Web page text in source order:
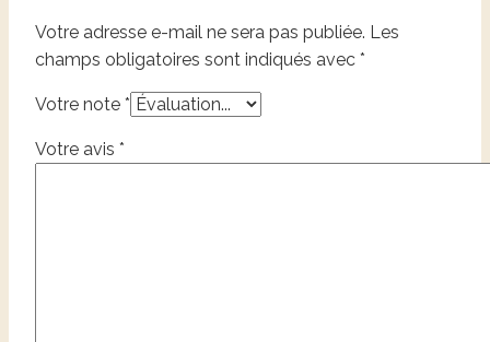
Votre adresse e-mail ne sera pas publiée. Les
champs obligatoires sont indiqués avec *
Votre note *
Votre avis *